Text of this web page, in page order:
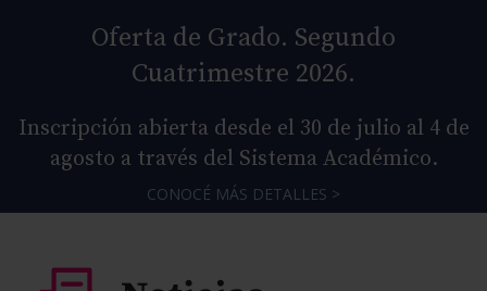
Oferta de Grado. Segundo
Cuatrimestre 2026.
Inscripción abierta desde el 30 de julio al 4 de
agosto a través del Sistema Académico.
CONOCÉ MÁS DETALLES >